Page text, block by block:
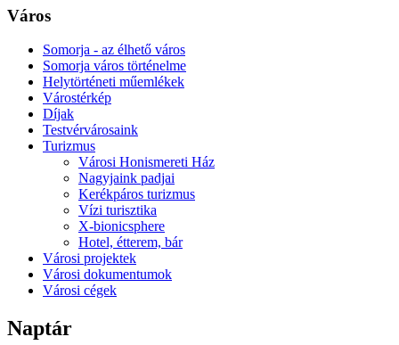
Város
Somorja - az élhető város
Somorja város történelme
Helytörténeti műemlékek
Várostérkép
Díjak
Testvérvárosaink
Turizmus
Városi Honismereti Ház
Nagyjaink padjai
Kerékpáros turizmus
Vízi turisztika
X-bionicsphere
Hotel, étterem, bár
Városi projektek
Városi dokumentumok
Városi cégek
Naptár